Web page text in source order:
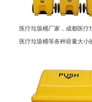
医疗垃圾桶厂家，成都医疗
医疗垃圾桶等各种容量大小